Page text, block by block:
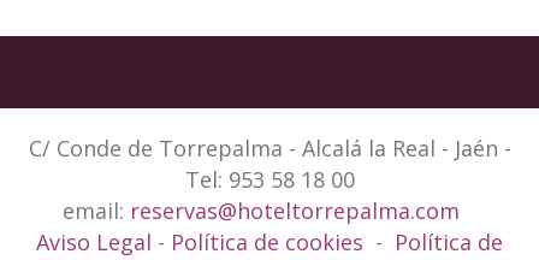
C/ Conde de Torrepalma - Alcalá la Real - Jaén -
Tel: 953 58 18 00
email: reservas@hoteltorrepalma.com
Aviso Legal - Política de cookies - Política de